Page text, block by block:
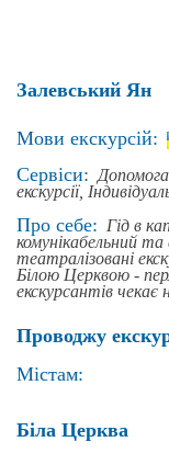
Залевський Ян
Мови екскурсій:
Сервіси:
екскурсії,
Про себе: Гід в
комунікабельний
театралізовані
Білою Церквою -
екскурсантів
Проводжу
Містам:
Біла Церква